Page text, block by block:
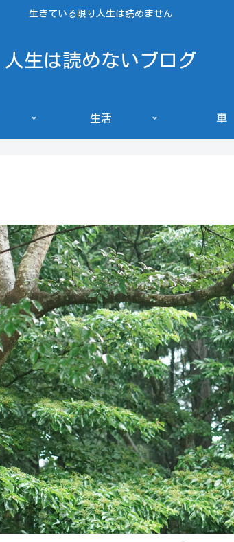
生きている限り人生は読めません
人生は読めないブログ
生活 車